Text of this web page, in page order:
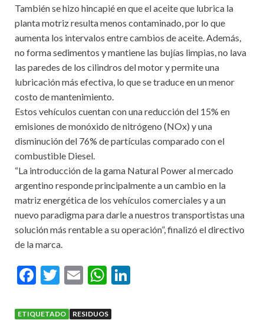
También se hizo hincapié en que el aceite que lubrica la
planta motriz resulta menos contaminado, por lo que
aumenta los intervalos entre cambios de aceite. Además,
no forma sedimentos y mantiene las bujías limpias, no lava
las paredes de los cilindros del motor y permite una
lubricación más efectiva, lo que se traduce en un menor
costo de mantenimiento.
Estos vehículos cuentan con una reducción del 15% en
emisiones de monóxido de nitrógeno (NOx) y una
disminución del 76% de partículas comparado con el
combustible Diesel.
“La introducción de la gama Natural Power al mercado
argentino responde principalmente a un cambio en la
matriz energética de los vehículos comerciales y a un
nuevo paradigma para darle a nuestros transportistas una
solución más rentable a su operación”, finalizó el directivo
de la marca.
F
e
T
itt
E
ai
W
at
ETIQUETADO RESIDUOS